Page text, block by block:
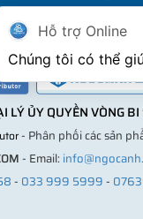
THƯƠNG MẠI
LÝ ỦY QUYỀN VÒNG BI
- Phân phối các sản
- Email:
- 033 999 5999-
Hỗ trợ Online
Chúng tôi có thể